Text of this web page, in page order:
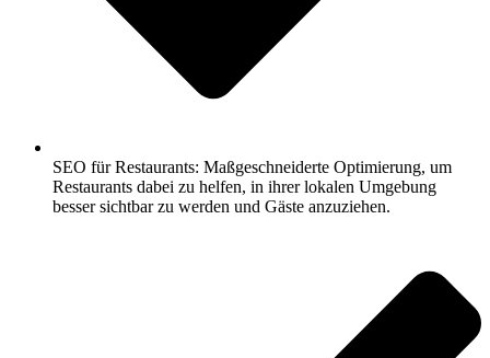
SEO für Restaurants: Maßgeschneiderte Optimierung, um
Restaurants dabei zu helfen, in ihrer lokalen Umgebung
besser sichtbar zu werden und Gäste anzuziehen.